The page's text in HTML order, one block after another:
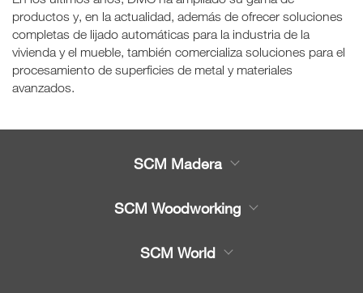
productos y, en la actualidad, además de ofrecer soluciones
completas de lijado automáticas para la industria de la
vivienda y el mueble, también comercializa soluciones para el
procesamiento de superficies de metal y materiales
avanzados.
SCM Madera
Recambios
SCM Woodworking
SCM World